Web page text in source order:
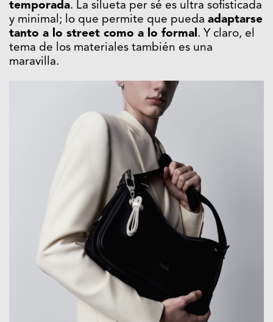
temporada. La silueta per sé es ultra sofisticada
y minimal; lo que permite que pueda adaptarse
tanto a lo street como a lo formal . Y claro, el
tema de los materiales también es una
maravilla.